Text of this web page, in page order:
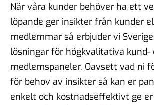
När våra kunder behöver ha ett
löpande ger insikter från kunder
medlemmar så erbjuder vi
lösningar för högkvalitativa kund-
medlemspaneler. Oavsett vad ni
för behov av insikter så kan er
enkelt och kostnadseffektivt ge